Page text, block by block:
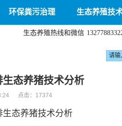
环保粪污治理 生态养殖技
生态养殖热线和微信
态养猪技术分析
点击： 17374
态养猪技术分析